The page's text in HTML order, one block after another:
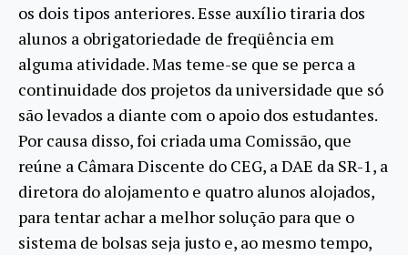
os dois tipos anteriores. Esse auxílio tiraria dos
alunos a obrigatoriedade de freqüência em
alguma atividade. Mas teme-se que se perca a
continuidade dos projetos da universidade que só
são levados a diante com o apoio dos estudantes.
Por causa disso, foi criada uma Comissão, que
reúne a Câmara Discente do CEG, a DAE da SR-1, a
diretora do alojamento e quatro alunos alojados,
para tentar achar a melhor solução para que o
sistema de bolsas seja justo e, ao mesmo tempo,